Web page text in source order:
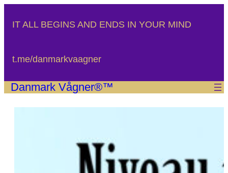
IT ALL BEGINS AND ENDS IN YOUR MIND
t.me/danmarkvaagner
Danmark Vågner®™